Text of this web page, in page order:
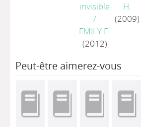
invisible
/
EMILY E.
(2012)
H.
(2009)
Peut-être aimerez-vous